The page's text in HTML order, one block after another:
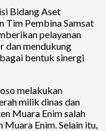
Bidang Aset
Tim Pembina Samsat
pelayanan
dan mendukung
bentuk sinergi
melakukan
milik dinas dan
Muara Enim salah
Enim. Selain itu,